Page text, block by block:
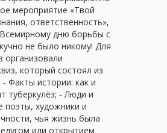
мероприятие «Твой
ответственность»,
дню борьбы с
не было никому! Для
организовали
который состоял из
Факты истории: как и
туберкулёз; - Люди и
поэты, художники и
чья жизнь была
или открытием